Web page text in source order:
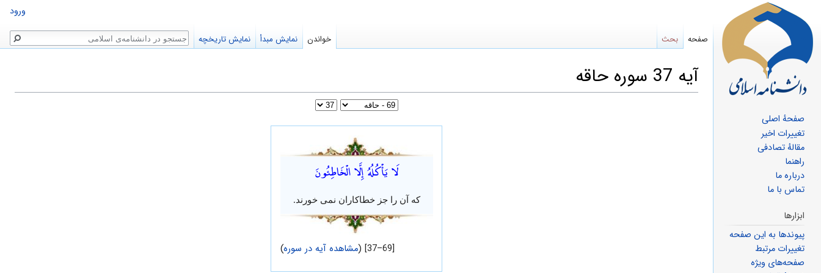
آیه 37 سوره حاقه
لَا يَأْكُلُهُ إِلَّا الْخَاطِئُونَ
که آن را جز خطاکاران نمی خورند.
[69–37] ( مشاهده آیه در سوره)
ورود
صفحه بحث خواندن نمایش مبدأ نمایش تاریخچه جستجو
صفحهٔ اصلی
تغییرات اخیر
مقالهٔ تصادفی
راهنما
درباره ما
تماس با ما
ابزارها
پیوندها به این صفحه
تغییرات مرتبط
صفحه‌های ویژه